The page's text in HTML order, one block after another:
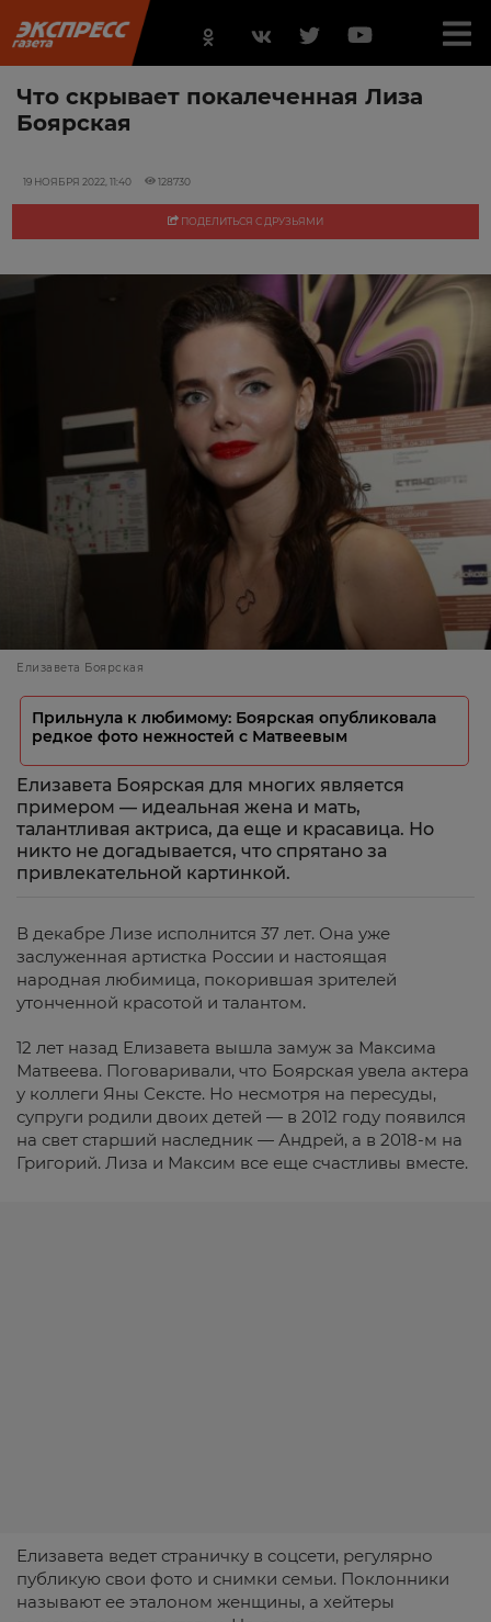
Что скрывает покалеченная Лиза
Боярская
19 НОЯБРЯ 2022, 11:40 128730
ПОДЕЛИТЬСЯ С ДРУЗЬЯМИ
Елизавета Боярская
Прильнула к любимому: Боярская опубликовала
редкое фото нежностей с Матвеевым
Елизавета Боярская для многих является
примером — идеальная жена и мать,
талантливая актриса, да еще и красавица. Но
никто не догадывается, что спрятано за
привлекательной картинкой.
В декабре Лизе исполнится 37 лет. Она уже
заслуженная артистка России и настоящая
народная любимица, покорившая зрителей
утонченной красотой и талантом.
12 лет назад Елизавета вышла замуж за Максима
Матвеева. Поговаривали, что Боярская увела актера
у коллеги Яны Сексте. Но несмотря на пересуды,
супруги родили двоих детей — в 2012 году появился
на свет старший наследник — Андрей, а в 2018-м на
Григорий. Лиза и Максим все еще счастливы вместе.
Елизавета ведет страничку в соцсети, регулярно
публикую свои фото и снимки семьи. Поклонники
называют ее эталоном женщины, а хейтеры